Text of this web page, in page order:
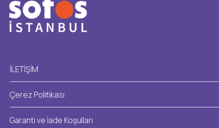
İLETİŞİM
Çerez Politikası
Garanti ve İade Koşulları